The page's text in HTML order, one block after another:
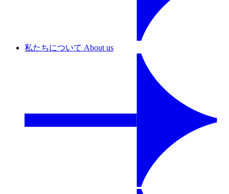
私たちについて About us